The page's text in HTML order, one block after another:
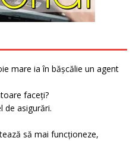
mare ia în bășcălie un agent
faceți?
de asigurări.
să mai funcționeze,